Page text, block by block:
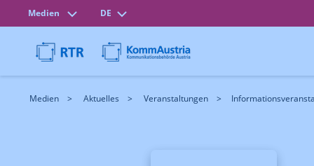
Medien DE
Medien Aktuelles Veranstaltungen